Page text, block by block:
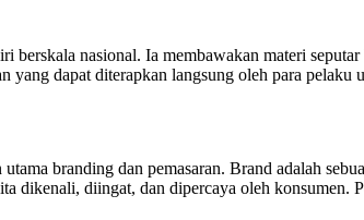
nasional. Ia membawakan materi
dapat diterapkan langsung oleh para pelaku
branding dan pemasaran. Brand adalah
dikenali, diingat, dan dipercaya oleh konsumen.